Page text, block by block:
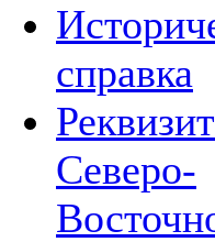
справка
Северо-